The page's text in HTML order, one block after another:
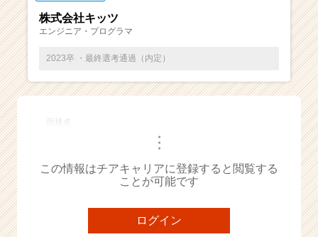
ベ
ン
チ
ー・
成
ら
ス
ト
株式会社キッツ
エンジニア・プログラマ
2023卒 ・最終選考通過（内定）
面接名
・・・
この情報はチアキャリアに登録すると閲覧する
ことが可能です
ログイン